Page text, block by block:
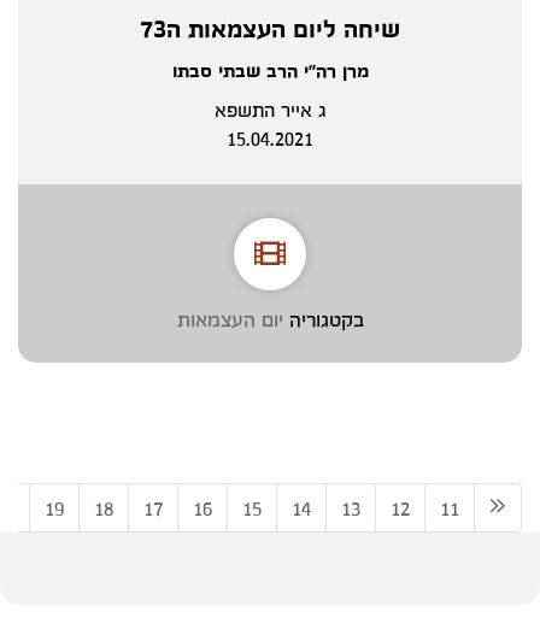
שיחה ליום העצמאות ה73
מרן רה"י הרב שבתי סבתו
ג אייר התשפא
15.04.2021
בקטגוריה יום העצמאות
11
12
13
14
15
16
17
18
19